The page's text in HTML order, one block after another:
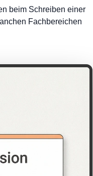
beim Schreiben einer
Fachbereichen